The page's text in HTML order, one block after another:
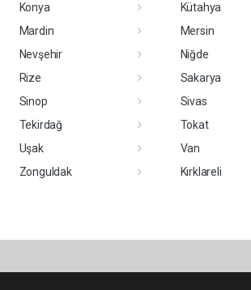
Konya
Kütahya
Mardin
Mersin
Nevşehir
Niğde
Rize
Sakarya
Sinop
Sivas
Tekirdağ
Tokat
Uşak
Van
Zonguldak
Kırklareli